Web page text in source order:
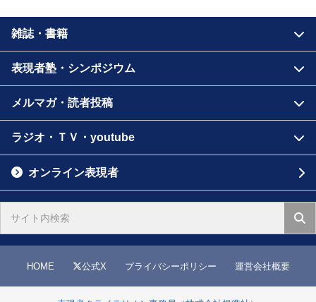
雑誌・書籍
表現者塾・シンポジウム
メルマガ・読者投稿
ラジオ・ＴＶ・youtube
オンライン表現者
HOME 公式X プライバシーポリシー 運営会社概要